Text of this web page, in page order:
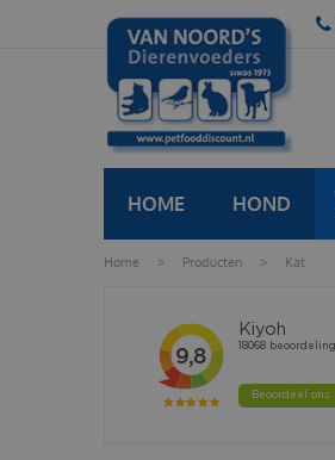
Home > Producten > Kat
HOME HOND